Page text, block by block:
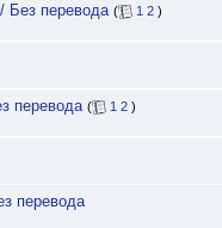
Без перевода ( 1 2 )
перевода ( 1 2 )
перевода